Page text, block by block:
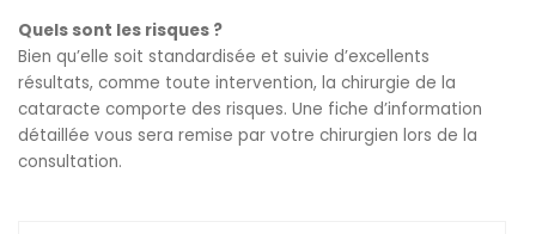
Quels sont les risques ?
Bien qu’elle soit standardisée et suivie d’excellents
résultats, comme toute intervention, la chirurgie de la
cataracte comporte des risques. Une fiche d’information
détaillée vous sera remise par votre chirurgien lors de la
consultation.